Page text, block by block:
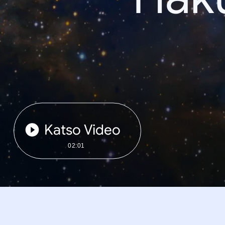
Katso Video
02:01